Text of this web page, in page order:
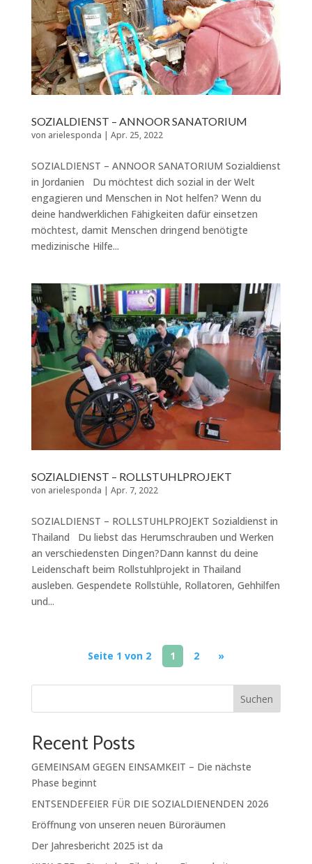
SOZIALDIENST – ANNOOR SANATORIUM
von arielesponda | Apr. 25, 2022
SOZIALDIENST – ANNOOR SANATORIUM Sozialdienst
in Jordanien Du möchtest dich sozial in der Welt
engagieren und Menschen in Not helfen? Wenn du
deine handwerklichen Fähigkeiten dafür einsetzen
möchtest, damit Menschen dringend benötigte
medizinische Hilfe...
SOZIALDIENST – ROLLSTUHLPROJEKT
von arielesponda | Apr. 7, 2022
SOZIALDIENST – ROLLSTUHLPROJEKT Sozialdienst in
Thailand Du liebst das Herumschrauben und Werken
an verschiedensten Dingen?Dann kannst du deine
Leidenschaft beim Rollstuhlprojekt in Thailand
ausleben. Gespendete Rollstühle, Rollatoren, Gehhilfen
und...
Seite 1 von 2 1 2 »
Suchen
Recent Posts
GEMEINSAM GEGEN EINSAMKEIT – Die nächste
Phase beginnt
ENTSENDEFEIER FÜR DIE SOZIALDIENENDEN 2026
Eröffnung von unseren neuen Büroräumen
Der Jahresbericht 2025 ist da